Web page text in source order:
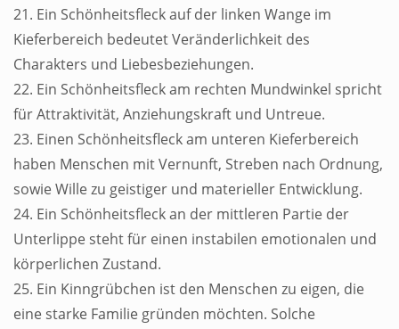
21. Ein Schönheitsfleck auf der linken Wange im
Kieferbereich bedeutet Veränderlichkeit des
Charakters und Liebesbeziehungen.
22. Ein Schönheitsfleck am rechten Mundwinkel spricht
für Attraktivität, Anziehungskraft und Untreue.
23. Einen Schönheitsfleck am unteren Kieferbereich
haben Menschen mit Vernunft, Streben nach Ordnung,
sowie Wille zu geistiger und materieller Entwicklung.
24. Ein Schönheitsfleck an der mittleren Partie der
Unterlippe steht für einen instabilen emotionalen und
körperlichen Zustand.
25. Ein Kinngrübchen ist den Menschen zu eigen, die
eine starke Familie gründen möchten. Solche